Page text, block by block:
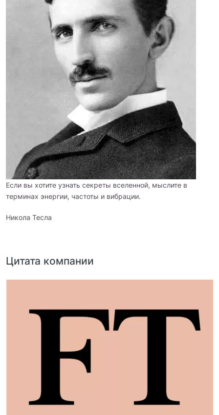
Если вы хотите узнать секреты вселенной, мыслите в
терминах энергии, частоты и вибрации.
Никола Тесла
Цитата компании